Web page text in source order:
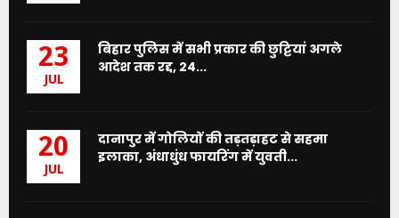
23
JUL
बिहार पुलिस में सभी प्रकार की छुट्टियां अगले
आदेश तक रद्द, 24...
20
JUL
दानापुर में गोलियों की तड़तड़ाहट से सहमा
इलाका, अंधाधुंध फायरिंग में युवती...